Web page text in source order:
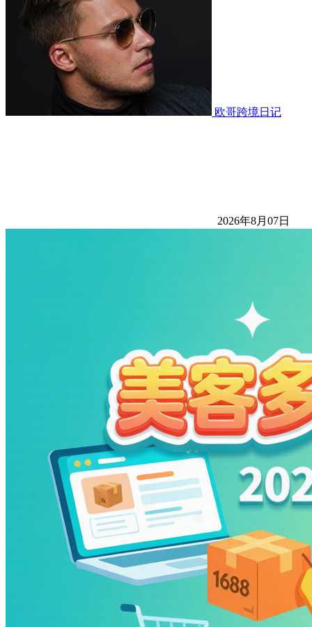
欧哥跨境日记
2026年8月07日